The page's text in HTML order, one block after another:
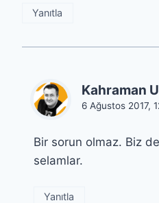
Yanıtla
Kahraman
6 Ağustos 2017,
Bir sorun olmaz. Biz
selamlar.
Yanıtla